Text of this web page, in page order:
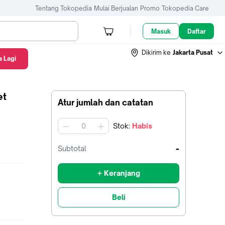
Tentang Tokopedia Mulai Berjualan Promo Tokopedia Care
Masuk Daftar
Dikirim ke Jakarta Pusat
Atur jumlah dan catatan
jumlah Stok: Habis
Subtotal -
+ Keranjang
Beli
Lagi